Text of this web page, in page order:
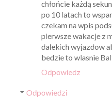
chłońcie każdą
po 10 latach to
czekam na wpis
pierwsze wakacje z
dalekich wyjazdow
bedzie to wlasnie
Odpowiedz
Odpowiedzi